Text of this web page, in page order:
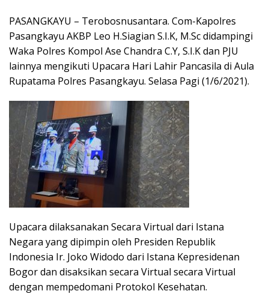
PASANGKAYU – Terobosnusantara. Com-Kapolres
Pasangkayu AKBP Leo H.Siagian S.I.K, M.Sc didampingi
Waka Polres Kompol Ase Chandra C.Y, S.I.K dan PJU
lainnya mengikuti Upacara Hari Lahir Pancasila di Aula
Rupatama Polres Pasangkayu. Selasa Pagi (1/6/2021).
Upacara dilaksanakan Secara Virtual dari Istana
Negara yang dipimpin oleh Presiden Republik
Indonesia Ir. Joko Widodo dari Istana Kepresidenan
Bogor dan disaksikan secara Virtual secara Virtual
dengan mempedomani Protokol Kesehatan.